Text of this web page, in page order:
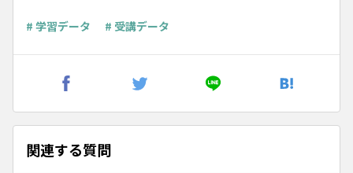
# 学習データ # 受講データ
関連する質問